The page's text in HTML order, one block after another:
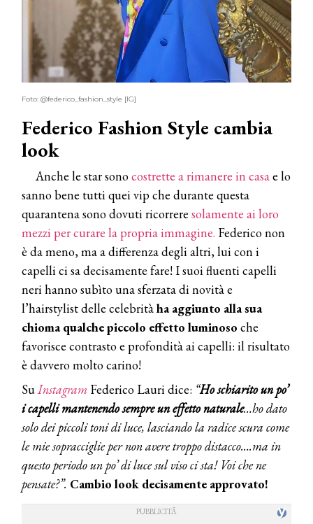
Foto: @federico_fashion_style [IG]
Federico Fashion Style cambia
look
Anche le star sonocostrette a rimanere in casae lo
sanno bene tutti quei vip che durante questa
quarantena sono dovuti ricorrere solamente ai loro
mezzi per curare la propria immagine. Federico non
è da meno, ma a differenza degli altri, lui con i
capelli ci sa decisamente fare! I suoi fluenti capelli
neri hanno subìto una sferzata di novità e
l’hairstylist delle celebritàha aggiunto alla sua
chioma qualche piccolo effetto luminoso che
favorisce contrasto e profondità ai capelli: il risultato
è davvero molto carino!
SuInstagram Federico Lauri dice: “Ho schiarito un po’
i capelli mantenendo sempre un effetto naturale…ho dato
solo dei piccoli toni di luce, lasciando la radice scura come
le mie sopracciglie per non avere troppo distacco….ma in
questo periodo un po’ di luce sul viso ci sta! Voi che ne
pensate?”. Cambio look decisamente approvato!